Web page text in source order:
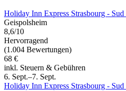
Holiday Inn Express Strasbourg -
Geispolsheim
8,6/10
Hervorragend
(1.004 Bewertungen)
68 €
inkl. Steuern & Gebühren
6. Sept.–7. Sept.
Holiday Inn Express Strasbourg -